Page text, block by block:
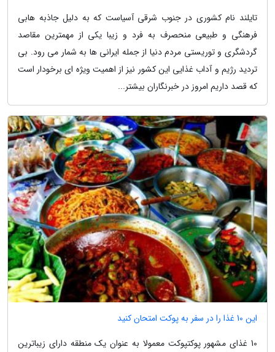
تایلند نام کشوری در جنوب شرقی آسیاست که به دلیل جاذبه هابی
فرهنگی و طبیعی منحصرف به فرد و زیبا یکی از مهمترین مقاصد
گردشگری و توریستی مردم دنیا از جمله ایرانی ها به شمار می رود. بی
تردید رژیم و آداب غذایی این کشور نیز از اهمیت ویژه ای برخودار است
که قصد داریم امروز در خبرنگاران بیشتر...
این 10 غذا را در سفر به پوکت امتحان کنید
10 غذای مشهور پوکتپوکت معمولا به عنوان یک منطقه دارای زیباترین